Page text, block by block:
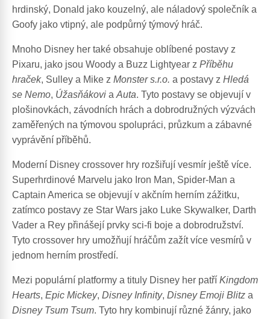
hrdinský, Donald jako kouzelný, ale náladový společník a
Goofy jako vtipný, ale podpůrný týmový hráč.
Mnoho Disney her také obsahuje oblíbené postavy z
Pixaru, jako jsou Woody a Buzz Lightyear z Příběhu
hraček, Sulley a Mike z Monster s.r.o. a postavy z Hledá
se Nemo, Úžasňákovi a Auta. Tyto postavy se objevují v
plošinovkách, závodních hrách a dobrodružných výzvách
zaměřených na týmovou spolupráci, průzkum a zábavné
vyprávění příběhů.
Moderní Disney crossover hry rozšiřují vesmír ještě více.
Superhrdinové Marvelu jako Iron Man, Spider-Man a
Captain America se objevují v akčním herním zážitku,
zatímco postavy ze Star Wars jako Luke Skywalker, Darth
Vader a Rey přinášejí prvky sci-fi boje a dobrodružství.
Tyto crossover hry umožňují hráčům zažít více vesmírů v
jednom herním prostředí.
Mezi populární platformy a tituly Disney her patří Kingdom
Hearts, Epic Mickey, Disney Infinity, Disney Emoji Blitz a
Disney Tsum Tsum. Tyto hry kombinují různé žánry, jako